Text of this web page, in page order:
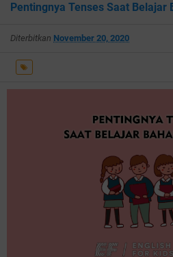
Pentingnya Tenses Saat Belajar
Diterbitkan November 20, 2020